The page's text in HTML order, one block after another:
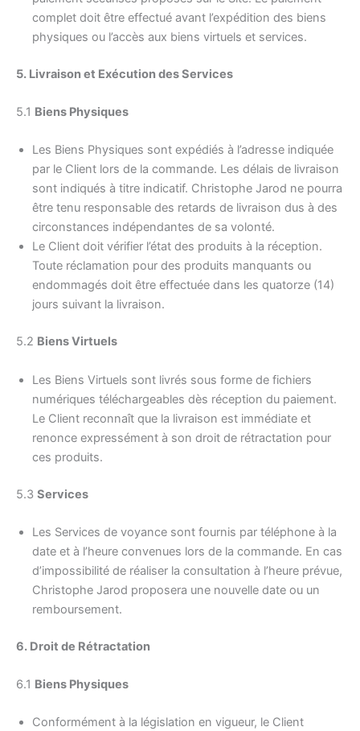
complet doit être effectué avant l’expédition des biens
physiques ou l’accès aux biens virtuels et services.
5. Livraison et Exécution des Services
5.1 Biens Physiques
Les Biens Physiques sont expédiés à l’adresse indiquée
par le Client lors de la commande. Les délais de livraison
sont indiqués à titre indicatif. Christophe Jarod ne pourra
être tenu responsable des retards de livraison dus à des
circonstances indépendantes de sa volonté.
Le Client doit vérifier l’état des produits à la réception.
Toute réclamation pour des produits manquants ou
endommagés doit être effectuée dans les quatorze (14)
jours suivant la livraison.
5.2 Biens Virtuels
Les Biens Virtuels sont livrés sous forme de fichiers
numériques téléchargeables dès réception du paiement.
Le Client reconnaît que la livraison est immédiate et
renonce expressément à son droit de rétractation pour
ces produits.
5.3 Services
Les Services de voyance sont fournis par téléphone à la
date et à l’heure convenues lors de la commande. En cas
d’impossibilité de réaliser la consultation à l’heure prévue,
Christophe Jarod proposera une nouvelle date ou un
remboursement.
6. Droit de Rétractation
6.1 Biens Physiques
Conformément à la législation en vigueur, le Client